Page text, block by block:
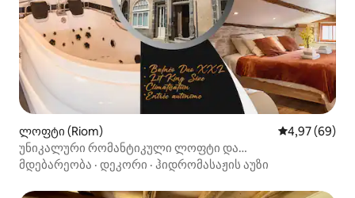
ლოფტი (Riom) საშუალო
4,97 (69)
უნიკალური რომანტიკული ლოფტი და
ბალნეოთერაპია
მდებარეობა · დეკორი · ჰიდრომასაჟის აუზი